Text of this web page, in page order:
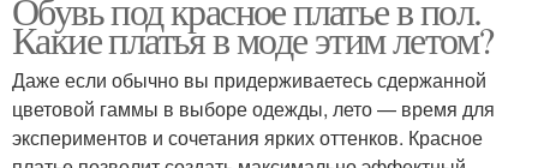
Какие платья в моде этим летом?
Даже если обычно вы придерживаетесь сдержанной
цветовой гаммы в выборе одежды, лето — время для
экспериментов и сочетания ярких оттенков. Красное